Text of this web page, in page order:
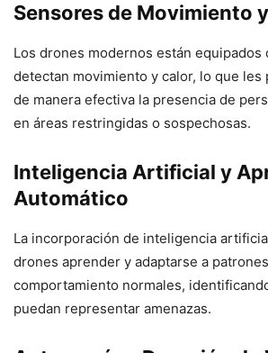
Sensores de Movimiento
Los drones modernos están equipados
detectan movimiento y calor, lo que
de manera efectiva la presencia de
en áreas restringidas o sospechosas.
Inteligencia Artificial y
Automático
La incorporación de inteligencia
drones aprender y adaptarse a
comportamiento normales,
puedan representar amenazas.